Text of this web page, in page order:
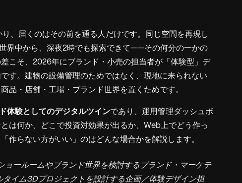
、届くのはその前を通る人だけです。同じ空間を再現し
界中から、深夜2時でも探索できて——その何分の一かの
こそ、2026年にブランド・小売の担当者が「体験型」デ
す。建物の設備管理のためではなく、現地に来られない
品・店舗・工場・ブランド世界を置くためです。
体験としてのデジタルツインであり、運用管理ダッシュボ
は何か、どこで投資対効果が出るか、Web上でどう作っ
作らない方がいい」のはどんな場合かを解説します。
ョールームやブランド世界を検討するブランド・マーケテ
タイム3Dプロジェクトを設計する企画／体験デザイン担